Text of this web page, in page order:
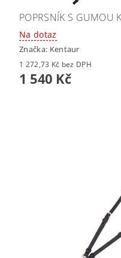
POPRSNÍK S GUMOU
Na dotaz
Značka: Kentaur
1 272,73 Kč bez DPH
1 540 Kč